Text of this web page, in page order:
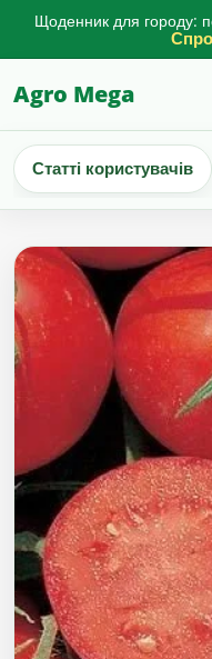
Щоденник для городу:
Agro Mega
Статті користувачів